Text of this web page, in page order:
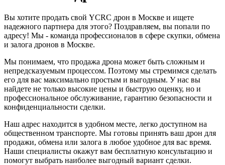
Вы хотите продать свой YCRC дрон в Москве и ищете
надежного партнера для этого? Поздравляем, вы попали по
адресу! Мы - команда профессионалов в сфере скупки, обмена
и залога дронов в Москве.
Мы понимаем, что продажа дрона может быть сложным и
непредсказуемым процессом. Поэтому мы стремимся сделать
его для вас максимально простым и выгодным. У нас вы
найдете не только высокие цены и быструю оценку, но и
профессиональное обслуживание, гарантию безопасности и
конфиденциальности сделки.
Наш адрес находится в удобном месте, легко доступном на
общественном транспорте. Мы готовы принять ваш дрон для
продажи, обмена или залога в любое удобное для вас время.
Наши специалисты окажут вам бесплатную консультацию и
помогут выбрать наиболее выгодный вариант сделки.